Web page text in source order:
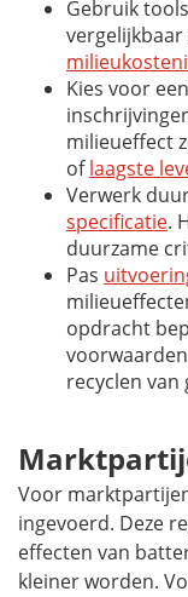
Gebruik
vergelijkbaar
Kies voor
milieueffect
oflaagste
Verwerk
specificatie.
duurzame
Pas
opdracht
recyclen
Voor
ingevoerd. Deze
effecten van
kleiner worden.